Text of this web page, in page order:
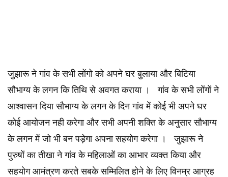
जुझारू ने गांव के सभी लोंगो को अपने घर बुलाया और बिटिया
सौभाग्य के लगन कि तिथि से अवगत कराया । गांव के सभी लोंगों ने
आश्वासन दिया सौभाग्य के लगन के दिन गांव में कोई भी अपने घर
कोई आयोजन नही करेगा और सभी अपनी शक्ति के अनुसार सौभाग्य
के लगन में जो भी बन पड़ेगा अपना सहयोग करेगा । जुझारू ने
पुरुषों का तीखा ने गांव के महिलाओं का आभार व्यक्त किया और
सहयोग आमंत्रण करते सबके सम्मिलित होने के लिए विनम्र आग्रह